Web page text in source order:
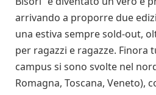
arrivando a proporre due
una estiva sempre sold-out,
per ragazzi e ragazze. Finora
campus si sono svolte nel
Romagna, Toscana, Veneto),